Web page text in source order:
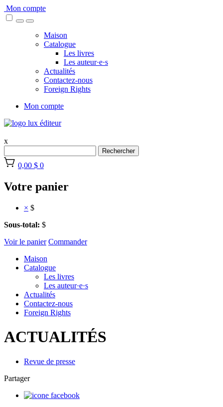
Skip
to
Mon compte
Maison
Catalogue
Les livres
Les auteur·e·s
Actualités
Contactez-nous
Foreign Rights
Mon compte
x
Rechercher
0,00 $ 0
Votre panier
× $
Sous-total: $
Voir le panier Commander
Maison
Catalogue
Les livres
Les auteur·e·s
Actualités
Contactez-nous
Foreign Rights
ACTUALITÉS
Revue de presse
Partager